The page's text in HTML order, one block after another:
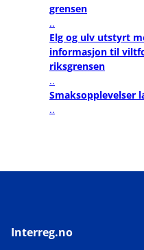
grensen
..
Elg og ulv utstyrt
informasjon til
riksgrensen
..
Smaksopplevelser
..
Interreg.no